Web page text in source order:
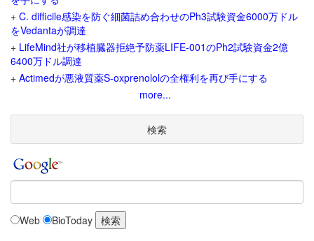
+ C. difficile感染を防ぐ細菌詰め合わせのPh3試験資金6000万ドル
をVedantaが調達
+ LifeMind社が移植臓器拒絶予防薬LIFE-001のPh2試験資金2億
6400万ドル調達
+ Actimedが悪液質薬S-oxprenololの全権利を再び手にする
more...
検索
Web BioToday